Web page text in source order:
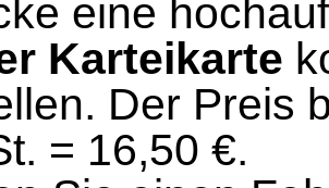
eine
Karteikarte
Der Preis
= 16,50 €.